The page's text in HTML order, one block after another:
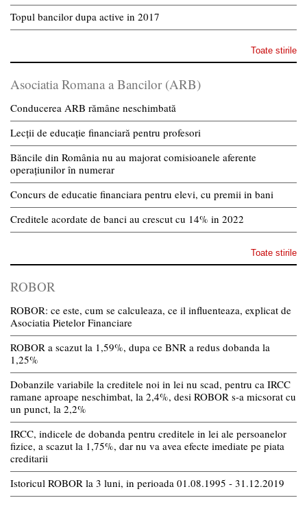
Topul bancilor dupa active in 2017
Toate stirile
Asociatia Romana a Bancilor (ARB)
Conducerea ARB rămâne neschimbată
Lecții de educație financiară pentru profesori
Băncile din România nu au majorat comisioanele aferente
operațiunilor în numerar
Concurs de educatie financiara pentru elevi, cu premii in bani
Creditele acordate de banci au crescut cu 14% in 2022
Toate stirile
ROBOR
ROBOR: ce este, cum se calculeaza, ce il influenteaza, explicat de
Asociatia Pietelor Financiare
ROBOR a scazut la 1,59%, dupa ce BNR a redus dobanda la
1,25%
Dobanzile variabile la creditele noi in lei nu scad, pentru ca IRCC
ramane aproape neschimbat, la 2,4%, desi ROBOR s-a micsorat cu
un punct, la 2,2%
IRCC, indicele de dobanda pentru creditele in lei ale persoanelor
fizice, a scazut la 1,75%, dar nu va avea efecte imediate pe piata
creditarii
Istoricul ROBOR la 3 luni, in perioada 01.08.1995 - 31.12.2019